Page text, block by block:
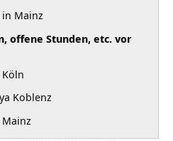
Mainz
offene Stunden, etc. vor
Koblenz